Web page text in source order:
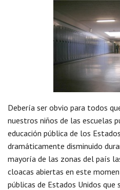
Debería ser obvio para todos
nuestros niños de las escuelas
educación pública de los
dramáticamente disminuido
mayoría de las zonas del país
cloacas abiertas en este
públicas de Estados Unidos que